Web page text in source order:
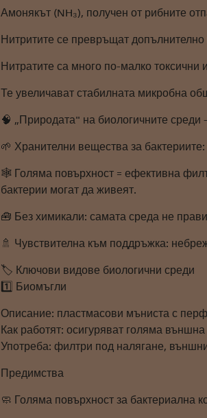
Амонякът (NH₃), получен от рибните
Нитритите се превръщат допълнително
Нитратите са много по-малко токсични
Те увеличават стабилната микробна
🧠 „Природата" на биологичните среди
🌱 Хранителни вещества за
🕸️ Голяма повърхност = ефективна
бактерии могат да живеят.
🧰 Без химикали: самата среда не
🚿 Чувствителна към поддръжка:
🏷️ Ключови видове биологични среди
1️⃣ ​​Биомъгли
Описание: пластмасови мъниста с
Как работят: осигуряват голяма
Употреба: филтри под налягане,
Предимства
🧼 Голяма повърхност за бактериална